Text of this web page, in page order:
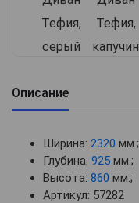
Описание
Ширина: 2320 мм.;
Глубина: 925 мм.;
Высота: 860 мм.;
Артикул: 57282